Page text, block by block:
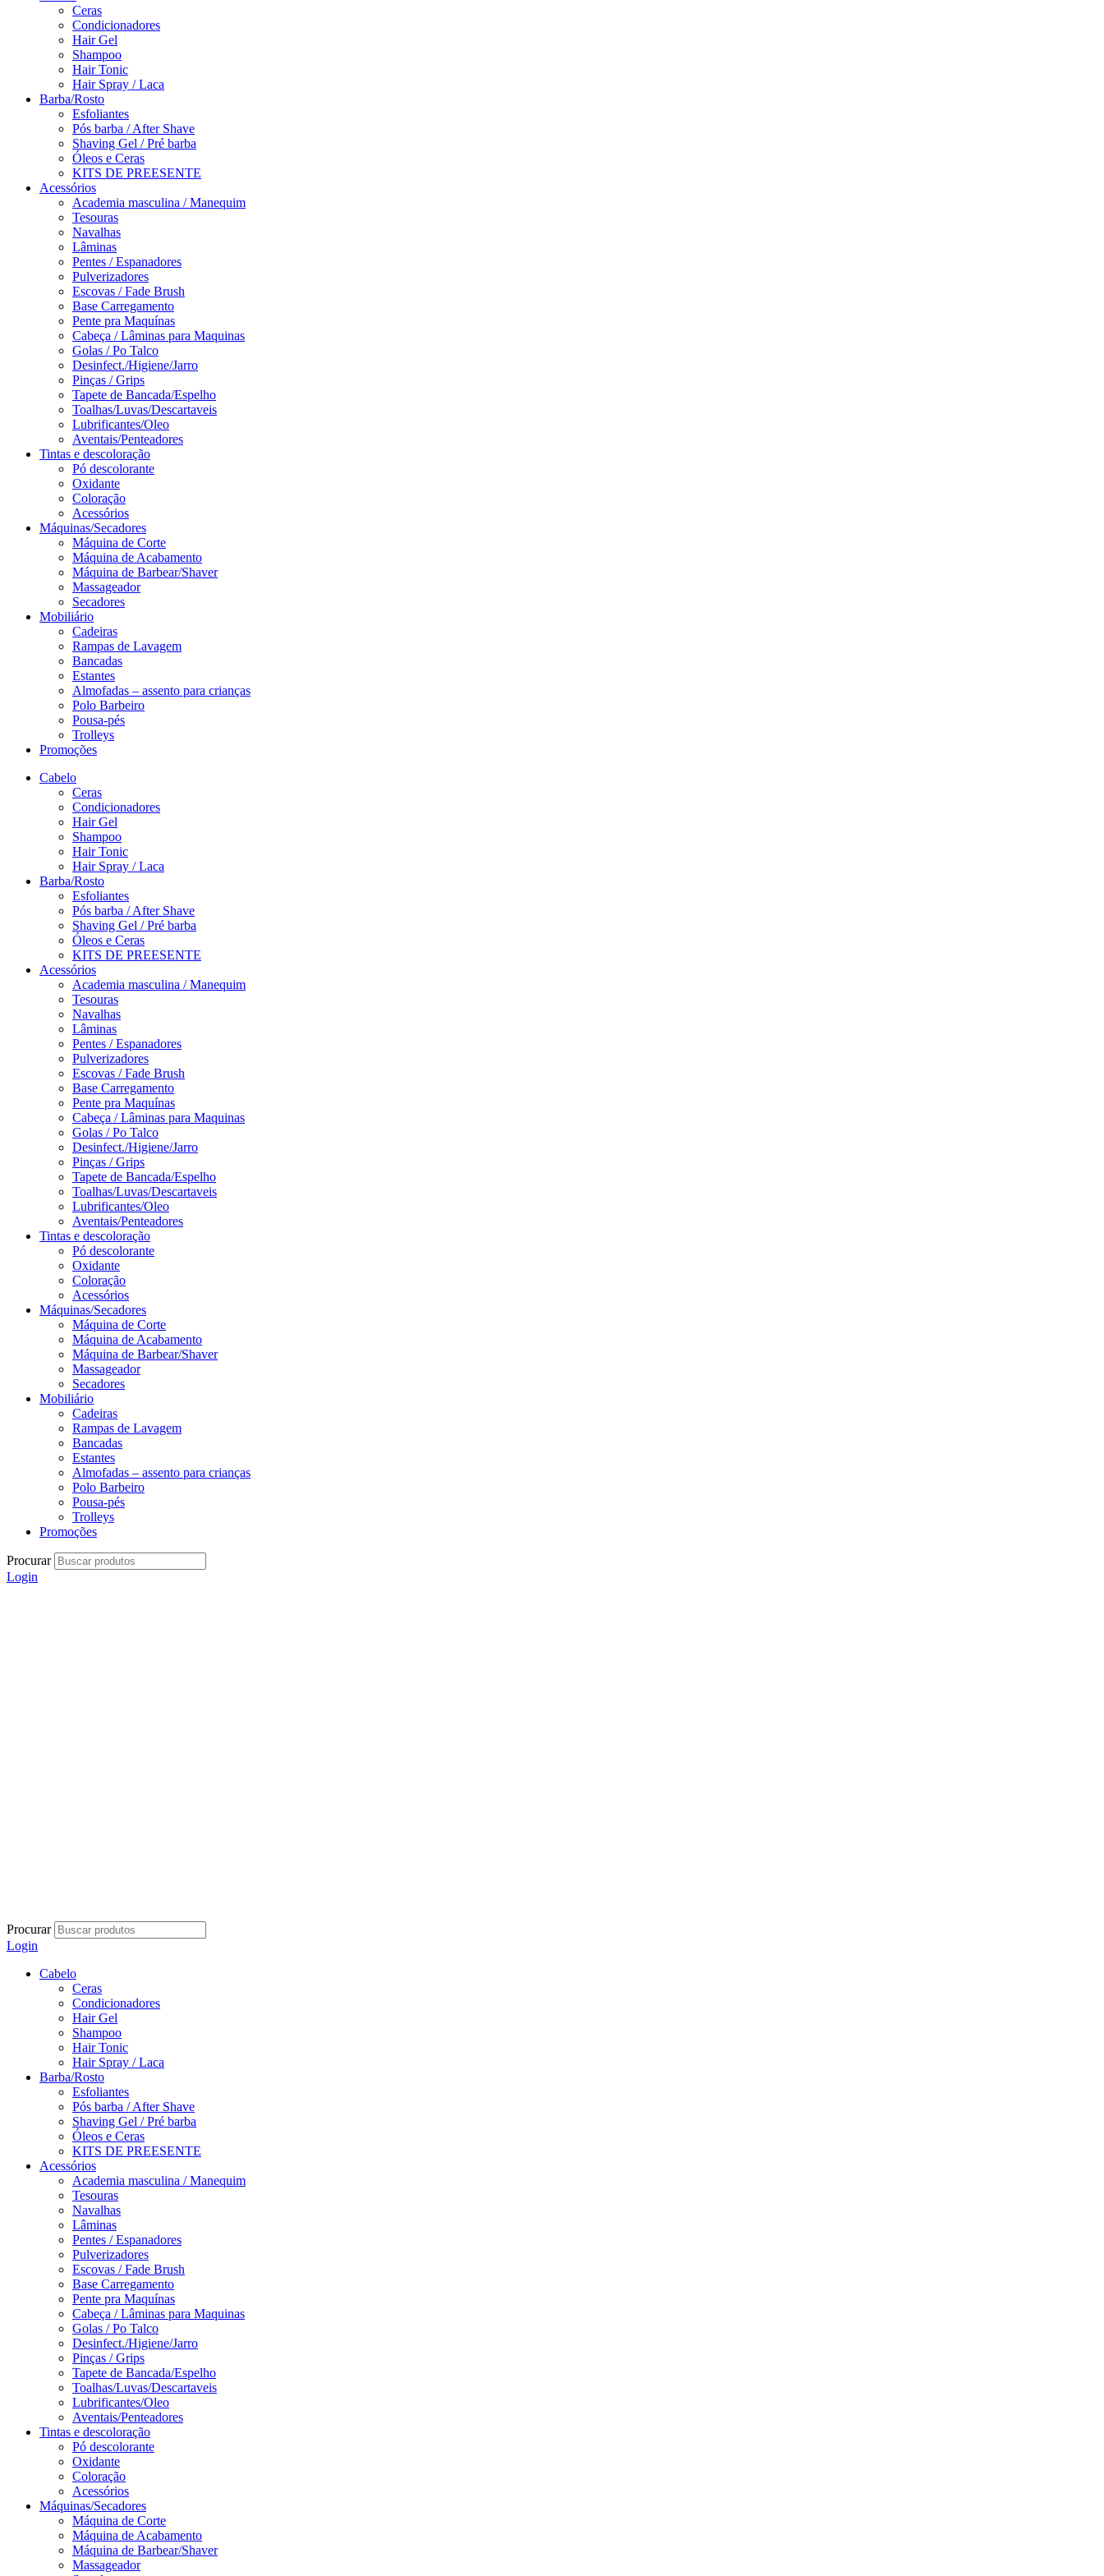
Ceras
Condicionadores
Hair Gel
Shampoo
Hair Tonic
Hair Spray / Laca
Barba/Rosto
Esfoliantes
Pós barba / After Shave
Shaving Gel / Pré barba
Óleos e Ceras
KITS DE PREESENTE
Acessórios
Academia masculina / Manequim
Tesouras
Navalhas
Lâminas
Pentes / Espanadores
Pulverizadores
Escovas / Fade Brush
Base Carregamento
Pente pra Maquínas
Cabeça / Lâminas para Maquinas
Golas / Po Talco
Desinfect./Higiene/Jarro
Pinças / Grips
Tapete de Bancada/Espelho
Toalhas/Luvas/Descartaveis
Lubrificantes/Oleo
Aventais/Penteadores
Tintas e descoloração
Pó descolorante
Oxidante
Coloração
Acessórios
Máquinas/Secadores
Máquina de Corte
Máquina de Acabamento
Máquina de Barbear/Shaver
Massageador
Secadores
Mobiliário
Cadeiras
Rampas de Lavagem
Bancadas
Estantes
Almofadas – assento para crianças
Polo Barbeiro
Pousa-pés
Trolleys
Promoções
Cabelo
Ceras
Condicionadores
Hair Gel
Shampoo
Hair Tonic
Hair Spray / Laca
Barba/Rosto
Esfoliantes
Pós barba / After Shave
Shaving Gel / Pré barba
Óleos e Ceras
KITS DE PREESENTE
Acessórios
Academia masculina / Manequim
Tesouras
Navalhas
Lâminas
Pentes / Espanadores
Pulverizadores
Escovas / Fade Brush
Base Carregamento
Pente pra Maquínas
Cabeça / Lâminas para Maquinas
Golas / Po Talco
Desinfect./Higiene/Jarro
Pinças / Grips
Tapete de Bancada/Espelho
Toalhas/Luvas/Descartaveis
Lubrificantes/Oleo
Aventais/Penteadores
Tintas e descoloração
Pó descolorante
Oxidante
Coloração
Acessórios
Máquinas/Secadores
Máquina de Corte
Máquina de Acabamento
Máquina de Barbear/Shaver
Massageador
Secadores
Mobiliário
Cadeiras
Rampas de Lavagem
Bancadas
Estantes
Almofadas – assento para crianças
Polo Barbeiro
Pousa-pés
Trolleys
Promoções
Procurar
Login
Procurar
Login
Cabelo
Ceras
Condicionadores
Hair Gel
Shampoo
Hair Tonic
Hair Spray / Laca
Barba/Rosto
Esfoliantes
Pós barba / After Shave
Shaving Gel / Pré barba
Óleos e Ceras
KITS DE PREESENTE
Acessórios
Academia masculina / Manequim
Tesouras
Navalhas
Lâminas
Pentes / Espanadores
Pulverizadores
Escovas / Fade Brush
Base Carregamento
Pente pra Maquínas
Cabeça / Lâminas para Maquinas
Golas / Po Talco
Desinfect./Higiene/Jarro
Pinças / Grips
Tapete de Bancada/Espelho
Toalhas/Luvas/Descartaveis
Lubrificantes/Oleo
Aventais/Penteadores
Tintas e descoloração
Pó descolorante
Oxidante
Coloração
Acessórios
Máquinas/Secadores
Máquina de Corte
Máquina de Acabamento
Máquina de Barbear/Shaver
Massageador